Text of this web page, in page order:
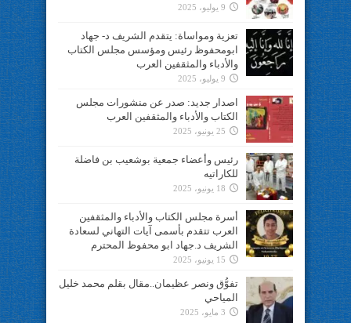
9 يوليو، 2025
تعزية ومواساة: يتقدم الشريف د- جهاد
ابومحفوظ رئيس ومؤسس مجلس الكتاب
والأدباء والمثقفين العرب
9 يوليو، 2025
اصدار جديد: صدر عن منشورات مجلس
الكتاب والأدباء والمثقفين العرب
25 يونيو، 2025
رئيس وأعضاء جمعية بوشعيب بن فاضلة
للكاراتيه
18 يونيو، 2025
أسرة مجلس الكتاب والأدباء والمثقفين
العرب تتقدم بأسمى آيات التهاني لسعادة
الشريف د.جهاد ابو محفوظ المحترم
15 يونيو، 2025
تفوُّق ونصر عظيمان..مقال بقلم محمد خليل
المياحي
3 مايو، 2025